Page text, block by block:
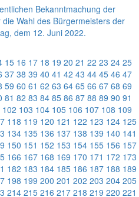
Bekanntmachung der
Wahl des Bürgermeisters der
dem 12. Juni 2022.
15 16 17 18 19 20 21 22 23 24 25
37 38 39 40 41 42 43 44 45 46 47
59 60 61 62 63 64 65 66 67 68 69
81 82 83 84 85 86 87 88 89 90 91
102 103 104 105 106 107 108 109
118 119 120 121 122 123 124 125
134 135 136 137 138 139 140 141
150 151 152 153 154 155 156 157
166 167 168 169 170 171 172 173
182 183 184 185 186 187 188 189
198 199 200 201 202 203 204 205
214 215 216 217 218 219 220 221